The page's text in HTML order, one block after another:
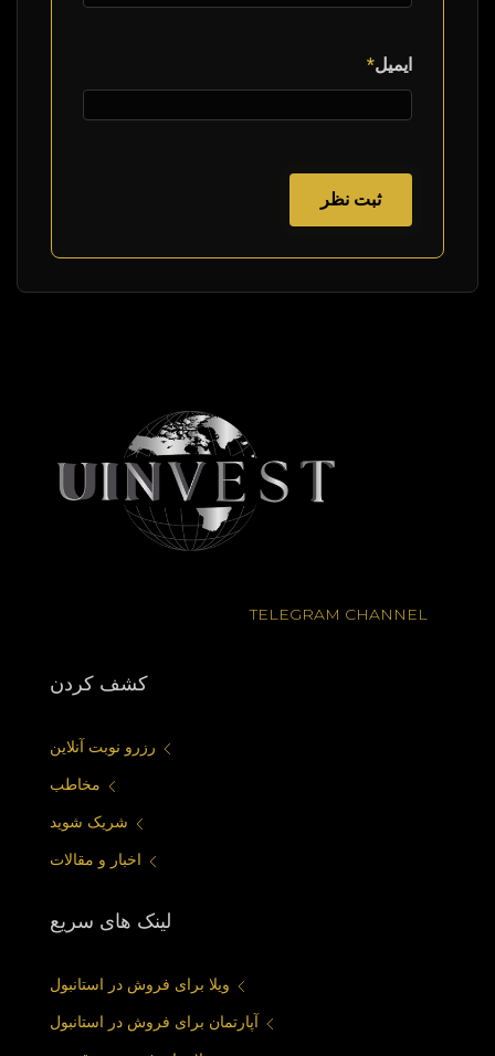
ایمیل*
TELEGRAM CHANNEL
كشف كردن
رزرو نوبت آنلاین
مخاطب
شریک شوید
اخبار و مقالات
لینک های سریع
ویلا برای فروش در استانبول
آپارتمان برای فروش در استانبول